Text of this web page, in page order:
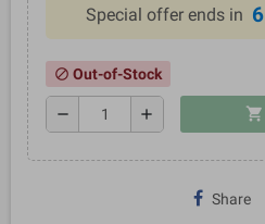
Special offer ends in 6
block Out-of-Stock
remove add shopping_cart
Share